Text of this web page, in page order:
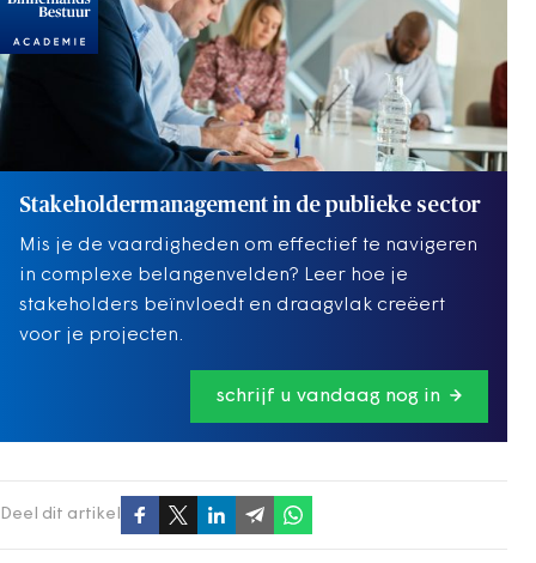
Stakeholdermanagement in de publieke sector
Mis je de vaardigheden om effectief te navigeren
in complexe belangenvelden? Leer hoe je
stakeholders beïnvloedt en draagvlak creëert
voor je projecten.
schrijf u vandaag nog in
Deel dit artikel